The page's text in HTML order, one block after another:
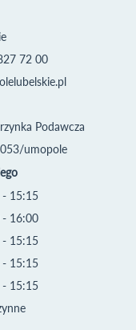
72 00
Podawcza
umopole
15:15
16:00
15:15
15:15
15:15